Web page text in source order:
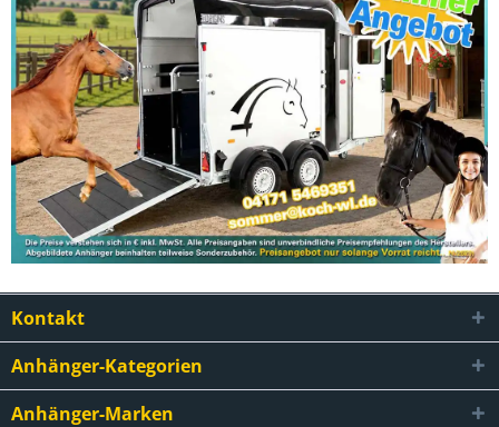
Kontakt
Anhänger-Kategorien
Anhänger-Marken